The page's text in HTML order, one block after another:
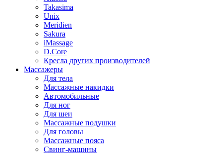
Takasima
Unix
Meridien
Sakura
iMassage
D.Core
Кресла других производителей
Массажеры
Для тела
Массажные накидки
Автомобильные
Для ног
Для шеи
Массажные подушки
Для головы
Массажные пояса
Свинг-машины